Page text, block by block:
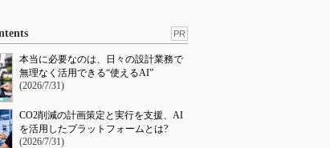
PR
本当に必要なのは、日々の設計業務で
無理なく活用できる“使えるAI”
(2026/7/31)
CO2削減の計画策定と実行を支援、AI
を活用したプラットフォームとは?
(2026/7/31)